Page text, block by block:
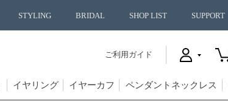
STYLING BRIDAL SHOP LIST SUPPORT
ご利用ガイド
イヤリング イヤーカフ ペンダントネックレス